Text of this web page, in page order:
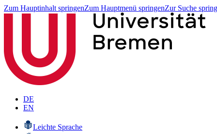
Zum Hauptinhalt springenZum Hauptmenü springenZur Suche
DE
EN
Leichte Sprache